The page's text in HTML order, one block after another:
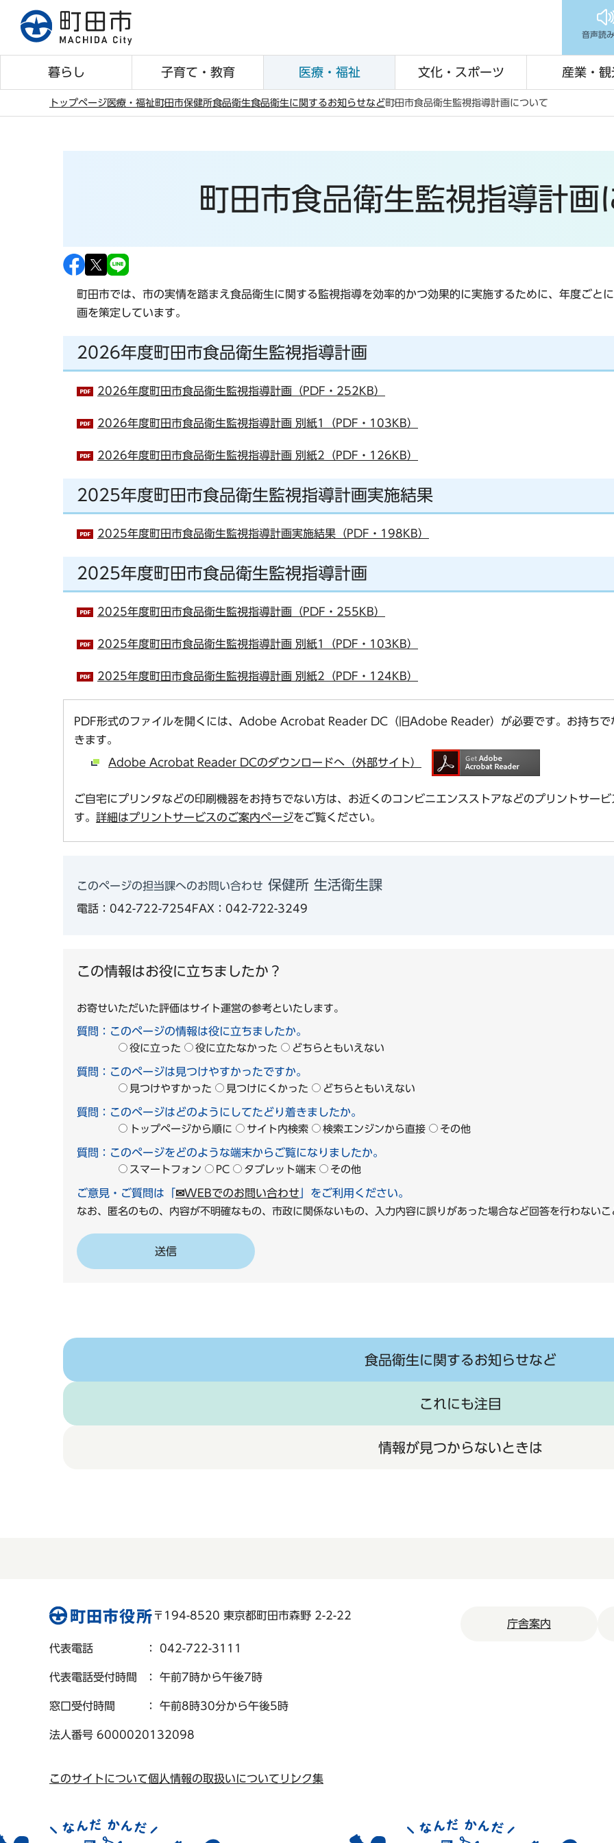
先
音声読
暮らし 子育て・教育 医療・福祉 文化・スポーツ 産業・観
トップページ 医療・福祉 町田市保健所食品衛生食品衛生に関するお知らせなど町田市食品衛生監視指導計画について
町田市食品衛生監視指導計画
町田市では、市の実情を踏まえ食品衛生に関する監視指導を効率的かつ効果的に実施するために、年度ごと
画を策定しています。
2026年度町田市食品衛生監視指導計画
2026年度町田市食品衛生監視指導計画（PDF・252KB）
2026年度町田市食品衛生監視指導計画 別紙1（PDF・103KB）
2026年度町田市食品衛生監視指導計画 別紙2（PDF・126KB）
2025年度町田市食品衛生監視指導計画実施結果
2025年度町田市食品衛生監視指導計画実施結果（PDF・198KB）
2025年度町田市食品衛生監視指導計画
2025年度町田市食品衛生監視指導計画（PDF・255KB）
2025年度町田市食品衛生監視指導計画 別紙1（PDF・103KB）
2025年度町田市食品衛生監視指導計画 別紙2（PDF・124KB）
PDF形式のファイルを開くには、Adobe Acrobat Reader DC（旧Adobe Reader）が必要です。お持ちで
きます。
Adobe Acrobat Reader DCのダウンロードへ（外部サイト）
ご自宅にプリンタなどの印刷機器をお持ちでない方は、お近くのコンビニエンスストアなどのプリントサー
す。 詳細はプリントサービスのご案内ページをご覧ください。
このページの担当課へのお問い合わせ 保健所 生活衛生課
電話：042-722-7254FAX：042-722-3249
この情報はお役に立ちましたか？
お寄せいただいた評価はサイト運営の参考といたします。
質問：このページの情報は役に立ちましたか。
役に立った 役に立たなかった どちらともいえない
質問：このページは見つけやすかったですか。
見つけやすかった 見つけにくかった どちらともいえない
質問：このページはどのようにしてたどり着きましたか。
トップページから順に サイト内検索 検索エンジンから直接 その他
質問：このページをどのような端末からご覧になりましたか。
スマートフォン PC タブレット端末 その他
ご意見・ご質問は「 ✉WEBでのお問い合わせ 」をご利用ください。
なお、匿名のもの、内容が不明確なもの、市政に関係ないもの、入力内容に誤りがあった場合など回答を行わな
食品衛生に関するお知らせなど
これにも注目
情報が見つからないときは
〒194-8520 東京都町田市森野 2-2-22
代表電話 ： 042-722-3111
代表電話受付時間 ： 午前7時から午後7時
窓口受付時間 ： 午前8時30分から午後5時
法人番号 6000020132098
このサイトについて個人情報の取扱いについて リンク集
庁舎案内